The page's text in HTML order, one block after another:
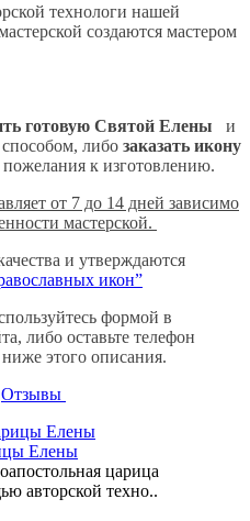
технологи нашей
создаются мастером
готовую Святой Елены
и
либо заказать икону
к изготовлению.
от 7 до 14 дней зависимо
мастерской.
и утверждаются
икон”
формой в
либо оставьте телефон
ниже этого описания.
Отзывы
Елены
царица
авторской техно..